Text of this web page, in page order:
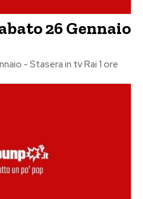
26 Gennaio
Stasera in tv Rai 1 ore